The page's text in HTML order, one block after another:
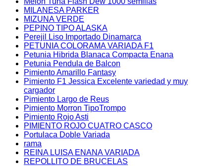
MILANESA PARKER
MIZUNA VERDE
PEPINO TIPO ALASKA
Perejil Liso Importado Dinamarca
PETUNIA COLORAMA VARIADA F1
Petunia Hibrida Blanaca Compacta Enana
Petunia Pendula de Balcon
Pimiento Amarillo Fantasy
Pimiento F1 Jessica Excelente variedad y muy
cargador
Pimiento Largo de Reus
Pimiento Morron TipoTrompo
Pimiento Rojo Asti
PIMIENTO ROJO CUATRO CASCO
Portulaca Doble Variada
rama
REINA LUISA ENANA VARIADA
REPOLLITO DE BRUCELAS